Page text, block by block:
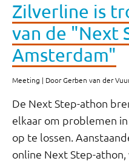
Zilverline is
van de "Next
Amsterdam"
Meeting | Door Gerben van der
De Next Step-athon
elkaar om problemen
op te lossen.
online Next Step-